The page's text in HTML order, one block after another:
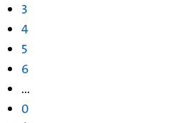
3
4
5
6
...
0